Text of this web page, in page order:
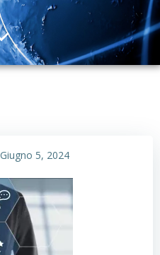
Giugno 5, 2024